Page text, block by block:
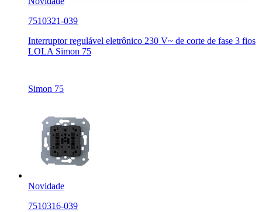
7510321-039
Interruptor regulável eletrônico 230 V~ de corte de fase 3 fios
LOLA Simon 75
Simon 75
Novidade
7510316-039